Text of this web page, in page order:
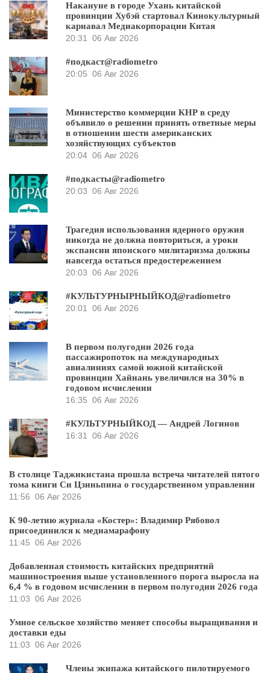
Накануне в городе Ухань китайской
провинции Хубэй стартовал Кинокультурный
карнавал Медиакорпорации Китая
20:31
06 Авг 2026
#подкаст@radiometro
20:05 06 Авг 2026
Министерство коммерции КНР в среду
объявило о решении принять ответные меры
в отношении шести американских
хозяйствующих субъектов
20:04 06 Авг 2026
#подкасты@radiometro
20:03 06 Авг 2026
Трагедия использования ядерного оружия
никогда не должна повториться, а уроки
экспансии японского милитаризма должны
навсегда остаться предостережением
20:03 06 Авг 2026
#КУЛЬТУРНЫРНЫЙКОД@radiometro
20:01
06 Авг 2026
В первом полугодии 2026 года
пассажиропоток на международных
авиалиниях самой южной китайской
провинции Хайнань увеличился на 30% в
годовом исчислении
16:35 06 Авг 2026
#КУЛЬТУРНЫЙКОД — Андрей Логинов
16:31
06 Авг 2026
В столице Таджикистана прошла встреча читателей пятого
тома книги Си Цзиньпина о государственном управлении
11:56 06 Авг 2026
К 90-летию журнала «Костер»: Владимир Рябовол
присоединился к медиамарафону
11:45 06 Авг 2026
Добавленная стоимость китайских предприятий
машиностроения выше установленного порога выросла на
6,4 % в годовом исчислении в первом полугодии 2026 года
11:03 06 Авг 2026
Умное сельское хозяйство меняет способы выращивания и
доставки еды
11:03 06 Авг 2026
Члены экипажа китайского пилотируемого